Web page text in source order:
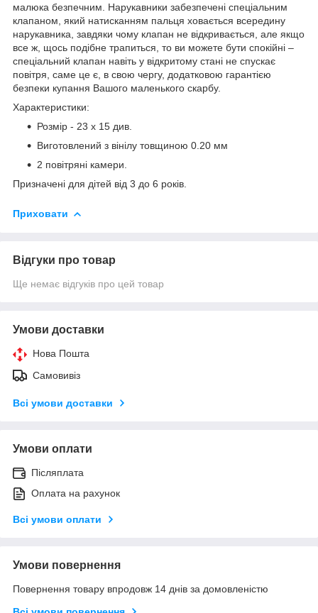
малюка безпечним. Нарукавники забезпечені спеціальним
клапаном, який натисканням пальця ховається всередину
нарукавника, завдяки чому клапан не відкривається, але якщо
все ж, щось подібне трапиться, то ви можете бути спокійні –
спеціальний клапан навіть у відкритому стані не спускає
повітря, саме це є, в свою чергу, додатковою гарантією
безпеки купання Вашого маленького скарбу.
Характеристики:
Розмір - 23 х 15 див.
Виготовлений з вінілу товщиною 0.20 мм
2 повітряні камери.
Призначені для дітей від 3 до 6 років.
Приховати
Відгуки про товар
Ще немає відгуків про цей товар
Умови доставки
Нова Пошта
Самовивіз
Всі умови доставки
Умови оплати
Післяплата
Оплата на рахунок
Всі умови оплати
Умови повернення
Повернення товару впродовж 14 днів за домовленістю